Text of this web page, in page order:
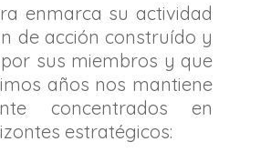
enmarca su actividad
de acción construído y
sus miembros y que
años nos mantiene
concentrados en
estratégicos: